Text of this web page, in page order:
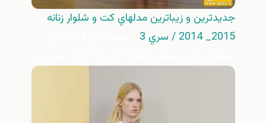
جديدترين و زيباترين مدلهاي كت و شلوار زنانه
2015_ 2014 / سري 3